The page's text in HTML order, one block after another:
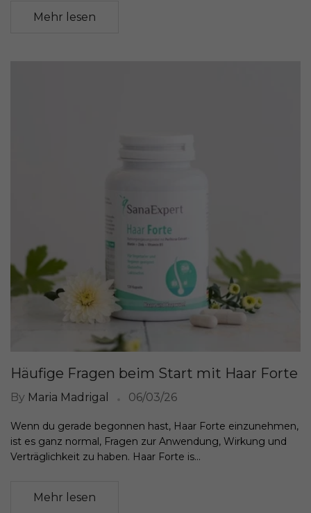
Mehr lesen
Häufige Fragen beim Start mit Haar Forte
By Maria Madrigal 06/03/26
Wenn du gerade begonnen hast, Haar Forte einzunehmen,
ist es ganz normal, Fragen zur Anwendung, Wirkung und
Verträglichkeit zu haben. Haar Forte is...
Mehr lesen